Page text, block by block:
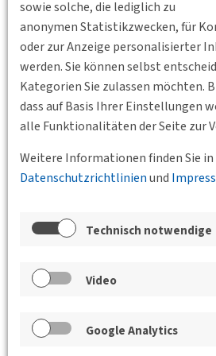
sowie solche, die lediglich zu
anonymen Statistikzwecken, für
oder zur Anzeige personalisierter
werden. Sie können selbst
Kategorien Sie zulassen möchten.
dass auf Basis Ihrer Einstellungen
alle Funktionalitäten der Seite zur
Weitere Informationen finden Sie in
Datenschutzrichtlinienund
Technisch notwendige
Video
Google Analytics
Partnerveranstaltung DVWG und
21.01.2027 17:30 - 19:00
TH Nürnberg, Keßlerplatz
Fakultät Bauingenieurwesen,
206
BV Nordbayern
Infrastrukturtests